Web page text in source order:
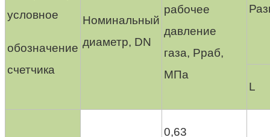
условное
обозначение
счетчика
Номинальный
диаметр, DN
рабочее
давление
газа, Рраб,
МПа
L
0,63